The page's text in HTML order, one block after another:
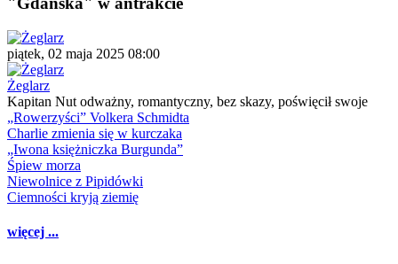
piątek, 02 maja 2025 08:00
Żeglarz
Kapitan Nut odważny, romantyczny, bez skazy, poświęcił swoje
„Rowerzyści” Volkera Schmidta
Charlie zmienia się w kurczaka
„Iwona księżniczka Burgunda”
Śpiew morza
Niewolnice z Pipidówki
Ciemności kryją ziemię
więcej ...